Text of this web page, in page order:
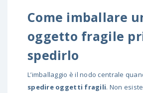
Come imballare
oggetto fragile
spedirlo
L’imballaggio è il nodo centrale
spedire oggetti fragili. Non